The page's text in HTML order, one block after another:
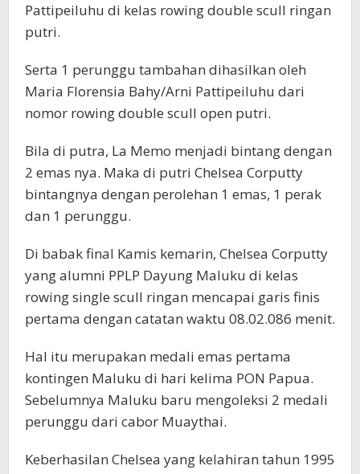
Pattipeiluhu di kelas rowing double scull ringan
putri.
Serta 1 perunggu tambahan dihasilkan oleh
Maria Florensia Bahy/Arni Pattipeiluhu dari
nomor rowing double scull open putri.
Bila di putra, La Memo menjadi bintang dengan
2 emas nya. Maka di putri Chelsea Corputty
bintangnya dengan perolehan 1 emas, 1 perak
dan 1 perunggu.
Di babak final Kamis kemarin, Chelsea Corputty
yang alumni PPLP Dayung Maluku di kelas
rowing single scull ringan mencapai garis finis
pertama dengan catatan waktu 08.02.086 menit.
Hal itu merupakan medali emas pertama
kontingen Maluku di hari kelima PON Papua.
Sebelumnya Maluku baru mengoleksi 2 medali
perunggu dari cabor Muaythai.
Keberhasilan Chelsea yang kelahiran tahun 1995